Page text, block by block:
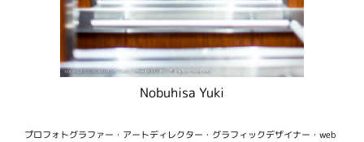
Nobuhisa Yuki
プロフォトグラファー・アートディレクター・グラフィックデザイナー・web